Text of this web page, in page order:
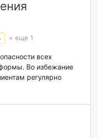
+ еще 1
всех
Во избежание
регулярно